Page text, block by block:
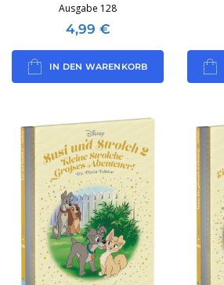
Ausgabe 128
4,99 €
IN DEN WARENKORB